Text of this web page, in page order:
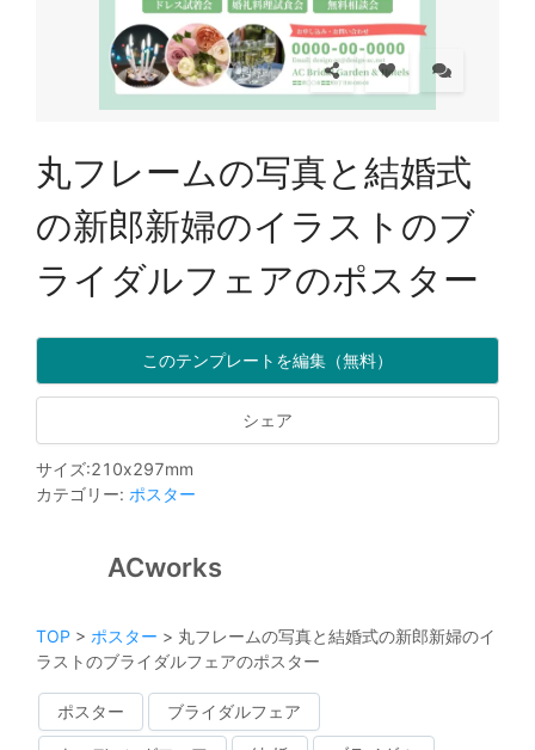
丸フレームの写真と結婚式
の新郎新婦のイラストのブ
ライダルフェアのポスター
このテンプレートを編集（無料）
シェア
サイズ:210x297mm
カテゴリー: ポスター
ACworks
TOP > ポスター > 丸フレームの写真と結婚式の新郎新婦のイ
ラストのブライダルフェアのポスター
ポスター ブライダルフェア